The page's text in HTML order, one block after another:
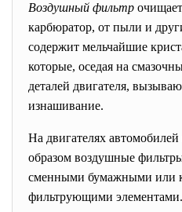
Воздушный фильтр
карбюратор, от пыли и
содержит мельчайшие
которые, оседая на
деталей двигателя,
изнашивание.
На двигателях
образом воздушные
сменными бумажными или
фильтрующими элементами.